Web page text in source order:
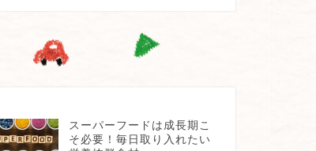
スーパーフードは成長期こ
そ必要！毎日取り入れたい